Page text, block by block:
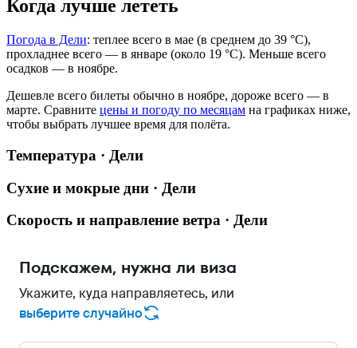
Когда лучше лететь
Погода в Дели: теплее всего в мае (в среднем до 39 °C),
прохладнее всего — в январе (около 19 °C). Меньше всего
осадков — в ноябре.
Дешевле всего билеты обычно в ноябре, дороже всего — в
марте. Сравните цены и погоду по месяцам на графиках ниже,
чтобы выбрать лучшее время для полёта.
Температура · Дели
Сухие и мокрые дни · Дели
Скорость и направление ветра · Дели
Подскажем, нужна ли виза
Укажите, куда направляетесь, или
выберите случайно